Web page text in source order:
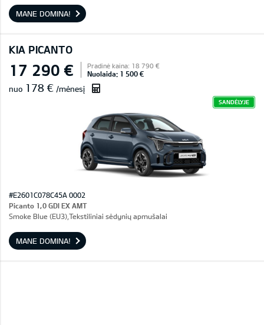
MANE DOMINA!
KIA PICANTO
17 290 € Pradinė kaina: 18 790 €
Nuolaida: 1 500 €
nuo 178 € /mėnesį
SANDĖLYJE
#E2601C078C45A 0002
Picanto 1,0 GDI EX AMT
Smoke Blue (EU3),Tekstiliniai sėdynių apmušalai
MANE DOMINA!